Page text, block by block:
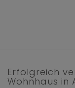
Erfolgreich
Wohnhaus in